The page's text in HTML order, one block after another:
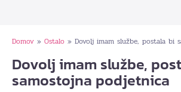
Domov » Ostalo » Dovolj imam službe, postala bi
Dovolj imam službe,
samostojna podjetnica